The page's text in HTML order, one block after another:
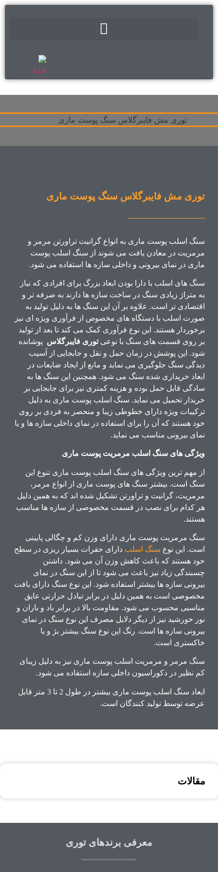
توری مش فایبرگلاس سنگ پوست ماری
سنگ اسلب پوست ماری به انواع گرانیت تراورتن مرمر و
مرمریت در معادن یافت می شوند از سنگ اسلب پوست
ماری در نمای بیرونی و داخلی سازه ها استفاده می شود.
سنگ های اسلب با دارا بودن ابعاد بزرگ برای افرادی که نیاز
به متراژ زیادی سنگ در ساخت سازه ها دارند به صرفه تر و
اقتصادی تر است. علاوه بر آن این سنگ ها به دلیل تولید به
صورت اسلب با دستگاه های مخصوص از فرآوری ویژه ای نیز
برخوردار هستند. این نوع فرآوری کمک می کند تا بعد از تولید
بر روی قسمت های سنگ با نوعیتوری فایبرگلاس پوشانده
شود. این پوشش در زمان حمل و نقل و جابجایی از آسیب
دیدگی سنگ جلوگیری می نماید و مانع از ایجاد ضایعات در
ابعاد خریداری شده سنگ می شود. همچنین این سنگ ها به
سادگی قابل حمل بوده و هزینه کمتری نیز برای جابجایی بر
خریدار تحمیل می نماید. سنگ اسلب پوست ماری به دلیل
ترکیبات ویژه دارای خطوطی زیبا و منحصر به فردی بر روی
خود هستند که آن را برای استفاده در نمای داخلی سازه ها و یا
نمای بیرونی مناسب می نماید.
ویژگی های سنگ اسلب مرمریت پوست ماری
از مهم ترین ویژگی های سنگ اسلب پوست ماری تنوع این
سنگ است. بیشتر سنگ های پوست ماری از انواع مرمر،
مرمریت، گرانیت و تراورتن تشکیل شده اند که به همین دلیل
هر کدام برای نصب در قسمت مخصوصی از سازه ها مناسب
هستند.
سنگ مرمریت پوست ماری دارای وزن کم و چگالی پایینی
است. این نوع سنگ اسلب دارای حفرات بسیار ریزی در سطح
خود هستند که باعث کاهش وزن آن می شود. داشتن
چسبندگی زیاد نیز باعث می شود تا از این سنگ در نمای
بیرونی سازه ها بیشتر استفاده شود. این نوع سنگ دارای بافت
مخصوصی است به همین دلیل در برابر تبادل حرارتی عایق
مناسبی محسوب می شود. مقاومت بالا در برابر باد و باران و
نور خورشید نیز از دیگر دلایل مصرف این نوع سنگ در نمای
بیرونی سازه ها است. رنگ این نوع سنگ بیشتر بژ و یا
خاکستری است.
سنگ مرمر و مرمریت اسلب پوست ماری نیز به دلیل زیبای
کم نظیر در دکوراسیون داخلی سازه استفاده می شود.
ابعاد سنگ اسلب پوست ماری بیشتر در طول 2 تا 3 متر قابل
عرضه توسط تولید کنندگان است.
مقالات
معرفی برندهای توری